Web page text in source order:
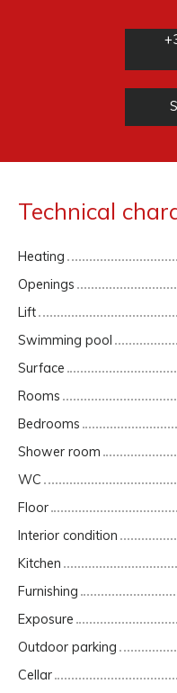
Technical
Heating
Openings
Lift
Swimming pool
Surface
Rooms
Bedrooms
Shower room
WC
Floor
Interior condition
Kitchen
Furnishing
Exposure
Outdoor parking
Cellar